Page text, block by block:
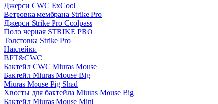
Джерси CWC ExCool
Ветровка мембрана Strike Pro
Джерси Strike Pro Coolpass
Поло черная STRIKE PRO
Толстовка Strike Pro
Наклейки
BFT&CWC
Бактейл CWC Miuras Mouse
Бактейл Miuras Mouse Big
Miuras Mouse Pig Shad
Хвосты для бактейла Miuras Mouse Big
Бактейл Miuras Mouse Mini